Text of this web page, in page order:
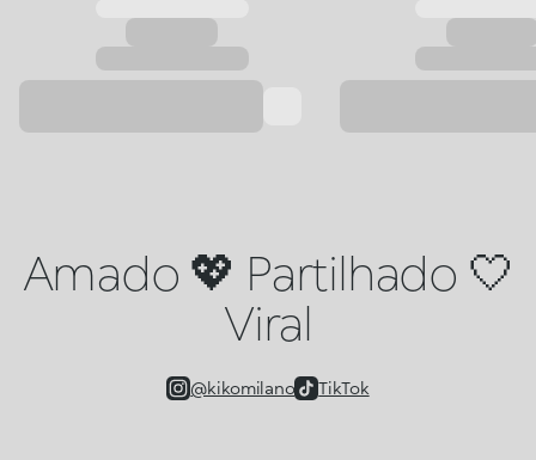
Amado 💖 Partilhado 🤍
Viral
@kikomilano TikTok